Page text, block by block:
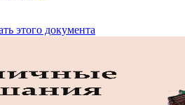
этого документа